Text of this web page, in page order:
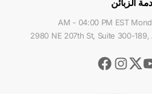
2980 NE 207th St, Suite 300-189,
Facebook